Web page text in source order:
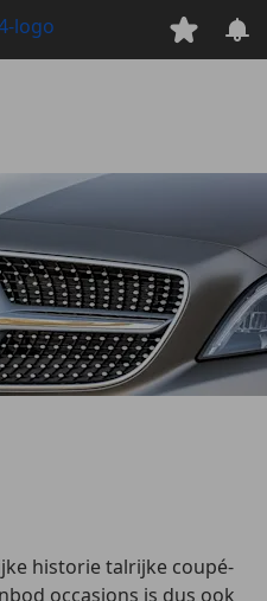
historie talrijke coupé-
occasions is dus ook